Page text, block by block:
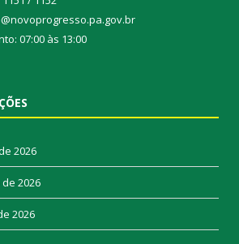
07:00 às 13:00
2026
2026
2026